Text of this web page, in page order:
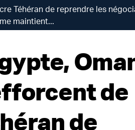
Téhéran de reprendre les
maintient...
de
de